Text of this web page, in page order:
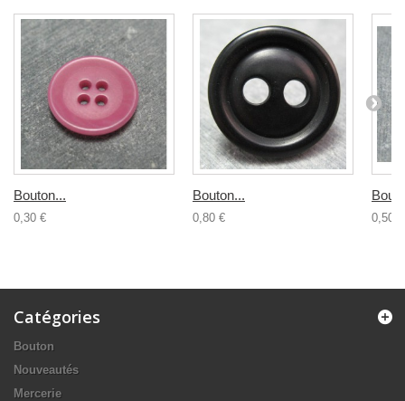
Bouton...
0,30 €
Bouton...
0,80 € 0,50 €
Catégories
Bouton
Nouveautés
Mercerie